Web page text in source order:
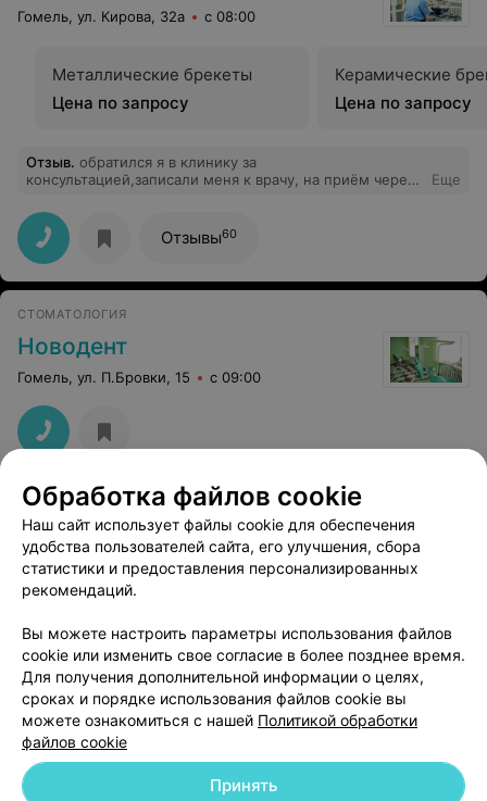
Гомель, ул. Кирова, 32а с 08:00
Металлические брекеты
Цена по запросу
Керамические
Цена по запросу
Отзыв. обратился я в клинику за
консультацией,записали меня к врачу, на приём через
запасом 10 мин.У меня этот день был расписан
плотно.Прошло 20 мин.Мне сказали что врач ещё занят
((могли бы предложить другого),а может он
единственный?)Подождал ещё,сказал администратору
что ждать больше не могу.Мне предложили записаться
факт!) Так-что если планируете обратиться
-планируйте посвятить им весь свой день! Кстати
извиниться в их планы тоже не входило!!!
Еще
Отзывы60
СТОМАТОЛОГИЯ
Новодент
Гомель, ул. П.Бровки, 15 с 09:00
Цены:
Каппа
от 55 руб.
Установка брекетов
от 273 руб.
Установка ретейнеров
Установка самолигирующих
металлических брекетов
от 820 руб.
Добавить компанию
Обработка файлов cookie
Наш сайт использует файлы cookie для обеспечения
удобства пользователей сайта, его улучшения, сбора
статистики и предоставления персонализированных
рекомендаций.
Вы можете настроить параметры использования файлов
cookie или изменить свое согласие в более позднее время.
Для получения дополнительной информации о целях,
сроках и порядке использования файлов cookie вы
можете ознакомиться с нашей Политикой обработки
файлов cookie
Принять